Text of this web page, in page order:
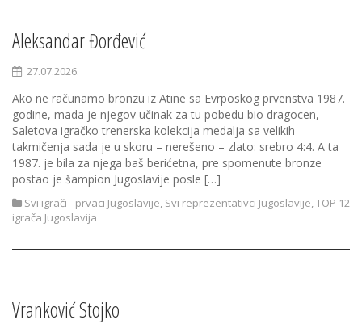
Aleksandar Đorđević
27.07.2026.
Ako ne računamo bronzu iz Atine sa Evrposkog prvenstva 1987.
godine, mada je njegov učinak za tu pobedu bio dragocen,
Saletova igračko trenerska kolekcija medalja sa velikih
takmičenja sada je u skoru – nerešeno – zlato: srebro 4:4. A ta
1987. je bila za njega baš berićetna, pre spomenute bronze
postao je šampion Jugoslavije posle […]
Svi igrači - prvaci Jugoslavije, Svi reprezentativci Jugoslavije,TOP 12
igrača Jugoslavija
Vranković Stojko